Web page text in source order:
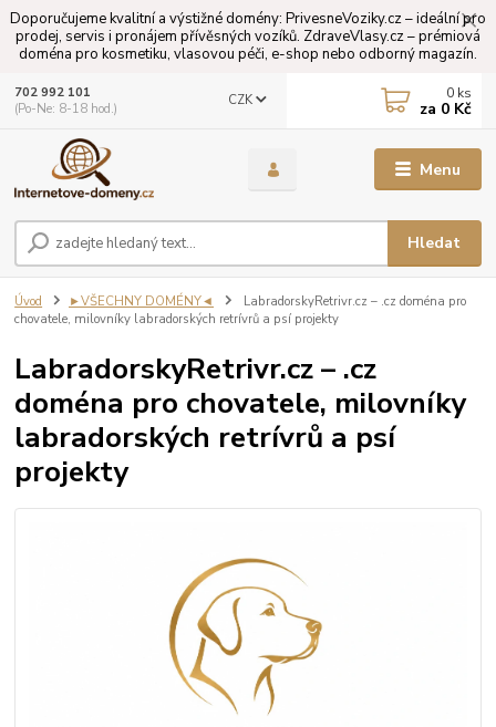
Doporučujeme kvalitní a výstižné domény: PrivesneVoziky.cz – ideální pro
prodej, servis i pronájem přívěsných vozíků. ZdraveVlasy.cz – prémiová
doména pro kosmetiku, vlasovou péči, e-shop nebo odborný magazín.
Menu
CZK
Hledat
702 992 101
(Po-Ne: 8-18 hod.)
0 ks
za 0 Kč
Úvod ►VŠECHNY DOMÉNY◄
LabradorskyRetrivr.cz – .cz doména pro
chovatele, milovníky labradorských retrívrů a psí projekty
LabradorskyRetrivr.cz – .cz
doména pro chovatele, milovníky
labradorských retrívrů a psí
projekty